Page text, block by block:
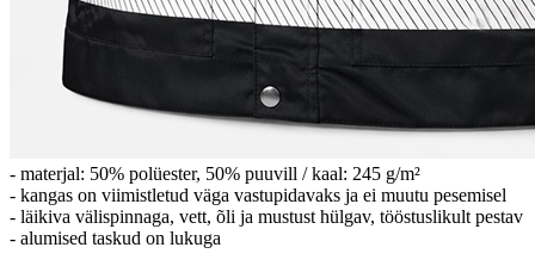
- materjal: 50% polüester, 50% puuvill / kaal: 245 g/m²
- kangas on viimistletud väga vastupidavaks ja ei muutu pesemisel
- läikiva välispinnaga, vett, õli ja mustust hülgav, tööstuslikult pestav
- alumised taskud on lukuga